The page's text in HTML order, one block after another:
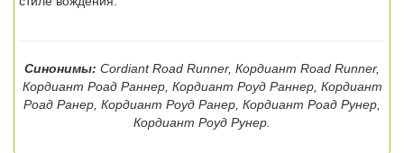
Синонимы: Cordiant Road Runner, Кордиант Road Runner,
Кордиант Роад Раннер, Кордиант Роуд Раннер, Кордиант
Роад Ранер, Кордиант Роуд Ранер, Кордиант Роад Рунер,
Кордиант Роуд Рунер.